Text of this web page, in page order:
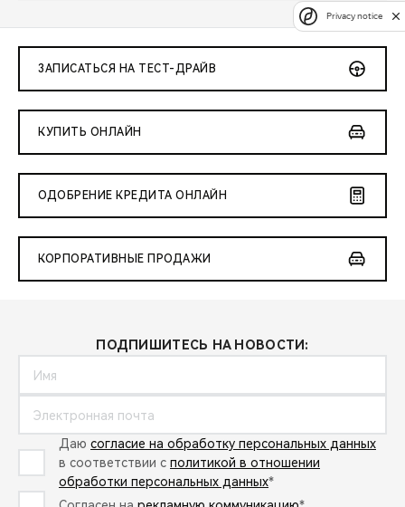
ЗАПИСАТЬСЯ НА ТЕСТ-ДРАЙВ
КУПИТЬ ОНЛАЙН
ОДОБРЕНИЕ КРЕДИТА ОНЛАЙН
КОРПОРАТИВНЫЕ ПРОДАЖИ
ПОДПИШИТЕСЬ НА НОВОСТИ:
Даю согласие на обработку персональных данных
в соответствии с политикой в отношении
обработки персональных данных*
Privacy notice